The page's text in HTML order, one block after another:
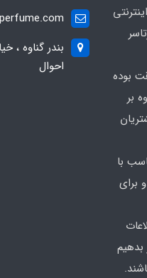
بوده
بر
با
برای
بدهیم
بندر گناوه ،
احوال